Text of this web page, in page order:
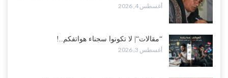
أغسطس 4, 2026
“مقالات“| لا تكونوا سجناء هواتفكم..!
أغسطس 3, 2026